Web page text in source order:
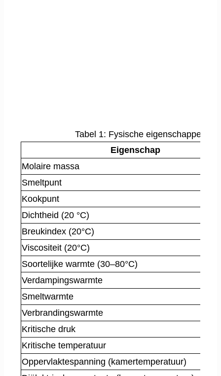
Tabel 1: Fysische eigenschappen
Eigenschap
Molaire massa
Smeltpunt
Kookpunt
Dichtheid (20 °C)
Breukindex (20°C)
Viscositeit (20°C)
Soortelijke warmte (30–80°C)
Verdampingswarmte
Smeltwarmte
Verbrandingswarmte
Kritische druk
Kritische temperatuur
Oppervlaktespanning (kamertemperatuur)